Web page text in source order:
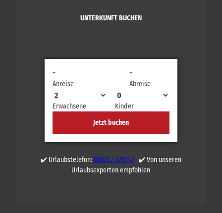
UNTERKUNFT BUCHEN
Anreise
-
Abreise
-
Erwachsene
Kinder
Jetzt buchen
✔️ Urlaubstelefon:03501 / 470147✔️ Von unseren
Urlaubsexperten empfohlen